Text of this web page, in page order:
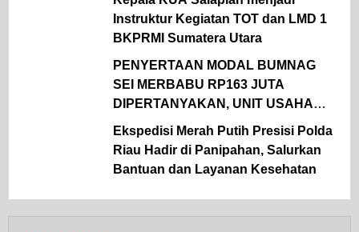
Instruktur Kegiatan TOT dan LMD 1
BKPRMI Sumatera Utara
PENYERTAAN MODAL BUMNAG
SEI MERBABU RP163 JUTA
DIPERTANYAKAN, UNIT USAHA
LELE MERUGI DAN BERUJUNG
TAK JELAS
Ekspedisi Merah Putih Presisi Polda
Riau Hadir di Panipahan, Salurkan
Bantuan dan Layanan Kesehatan